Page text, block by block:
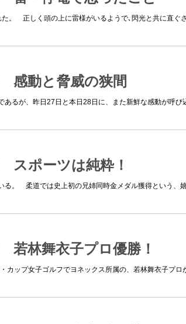
。 正しく頭の上に雷様がいるようで､閃光と共に直ぐ
動と脅威の狭間
あるが、昨日27日と本日28日に、また新鮮な感動が呼
ポーツは純粋！
る。 柔道では史上初の兄姉同時金メダル獲得という、
林舞衣子プロ優勝！
カップ女子ゴルフでヨネックス所属の、若林舞衣子プロ